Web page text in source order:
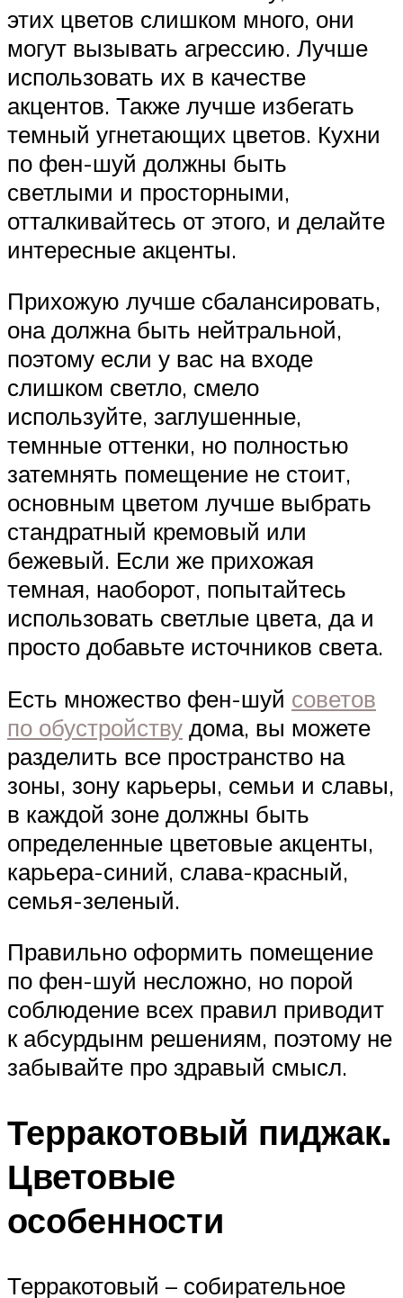
этих цветов слишком много, они
могут вызывать агрессию. Лучше
использовать их в качестве
акцентов. Также лучше избегать
темный угнетающих цветов. Кухни
по фен-шуй должны быть
светлыми и просторными,
отталкивайтесь от этого, и делайте
интересные акценты.
Прихожую лучше сбалансировать,
она должна быть нейтральной,
поэтому если у вас на входе
слишком светло, смело
используйте, заглушенные,
темнные оттенки, но полностью
затемнять помещение не стоит,
основным цветом лучше выбрать
стандратный кремовый или
бежевый. Если же прихожая
темная, наоборот, попытайтесь
использовать светлые цвета, да и
просто добавьте источников света.
Есть множество фен-шуй советов
по обустройству дома, вы можете
разделить все пространство на
зоны, зону карьеры, семьи и славы,
в каждой зоне должны быть
определенные цветовые акценты,
карьера-синий, слава-красный,
семья-зеленый.
Правильно оформить помещение
по фен-шуй несложно, но порой
соблюдение всех правил приводит
к абсурдынм решениям, поэтому не
забывайте про здравый смысл.
Терракотовый пиджак.
Цветовые
особенности
Терракотовый – собирательное